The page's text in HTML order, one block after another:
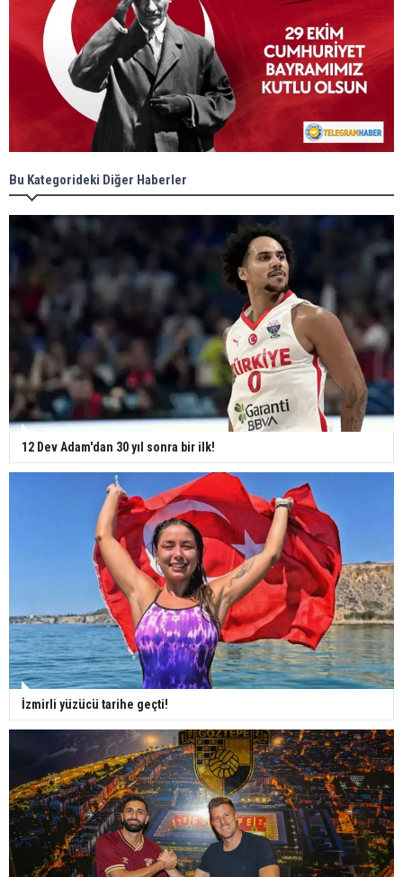
Bu Kategorideki Diğer Haberler
12 Dev Adam'dan 30 yıl sonra bir ilk!
İzmirli yüzücü tarihe geçti!